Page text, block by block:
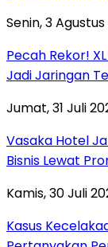
Senin, 3
Pecah Rekor!
Jadi Jaringan
Jumat, 31 Juli
Vasaka Hotel
Bisnis Lewat
Kamis, 30 Juli
Kasus